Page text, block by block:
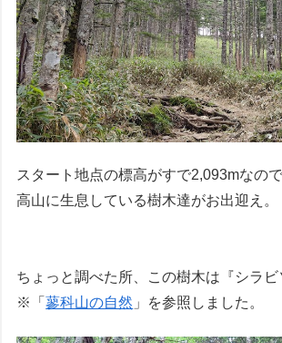
スタート地点の標高がすで2,093mなので
高山に生息している樹木達がお出迎え。
ちょっと調べた所、この樹木は『シラビ
※「蓼科山の自然 」を参照しました。